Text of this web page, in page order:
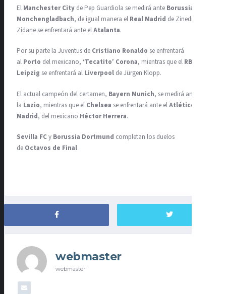
El Manchester City de Pep Guardiola se medirá ante Borussia
Monchengladbach, de igual manera el Real Madrid de Zinedine
Zidane se enfrentará ante elAtalanta.
Por su parte la Juventus de Cristiano Ronaldo se enfrentará
al Porto del mexicano, ‘Tecatito’ Corona, mientras que el RB
Leipzig se enfrentará al Liverpool de Jürgen Klopp.
El actual campeón del certamen, Bayern Munich, se medirá ante
la Lazio, mientras que el Chelsea se enfrentará ante elAtlético de
Madrid, del mexicano Héctor Herrera.
Sevilla FCy Borussia Dortmund completan los duelos
de Octavos de Final
webmaster
webmaster